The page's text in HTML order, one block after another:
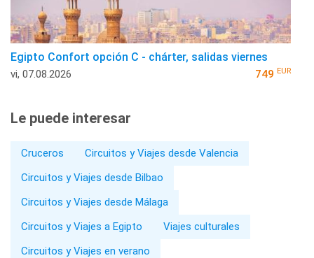
Egipto Confort opción C - chárter, salidas viernes
vi, 07.08.2026 749 EUR
Le puede interesar
Cruceros
Circuitos y Viajes desde Valencia
Circuitos y Viajes desde Bilbao
Circuitos y Viajes desde Málaga
Circuitos y Viajes a Egipto
Viajes culturales
Circuitos y Viajes en verano